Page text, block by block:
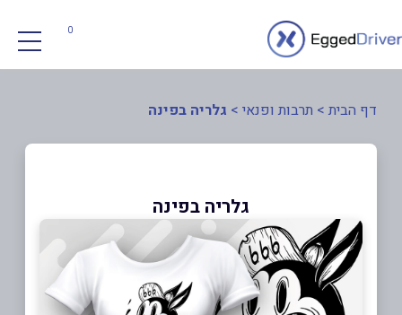
0
דף הבית > תרבות ופנאי > גלריה בפינה
גלריה בפינה